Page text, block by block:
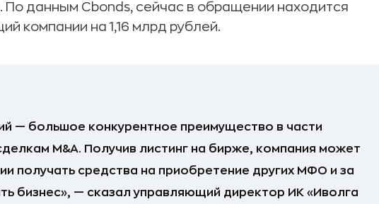
По данным Cbonds, сейчас в обращении находится
компании на 1,16 млрд рублей.
— большое конкурентное преимущество в части
M&A. Получив листинг на бирже, компания может
получать средства на приобретение других МФО и за
бизнес», — сказал управляющий директор ИК «Иволга